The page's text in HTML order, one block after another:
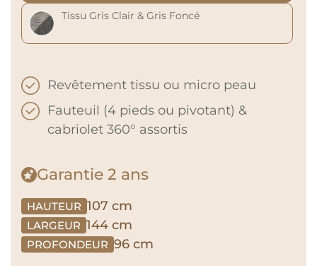
Tissu Gris Clair & Gris Foncé
Revêtement tissu ou micro peau
Fauteuil (4 pieds ou pivotant) &
cabriolet 360° assortis
Garantie 2 ans
HAUTEUR 107 cm
LARGEUR 144 cm
PROFONDEUR 96 cm